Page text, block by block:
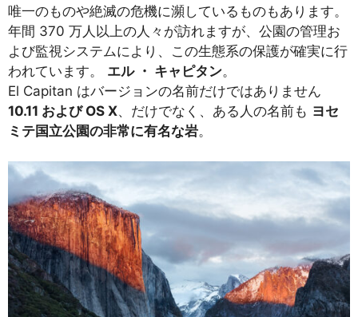
唯一のものや絶滅の危機に瀕しているものもあります。
年間 370 万人以上の人々が訪れますが、公園の管理お
よび監視システムにより、この生態系の保護が確実に行
われています。 エル ・ キャピタン。
El Capitan はバージョンの名前だけではありません
10.11 および OS X、だけでなく、ある人の名前も ヨセ
ミテ国立公園の非常に有名な岩。